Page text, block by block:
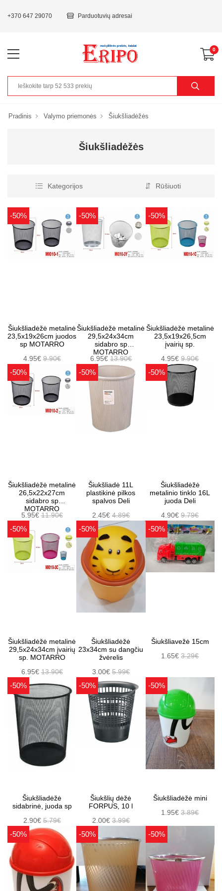
+370 647 29070 Parduotuvių adresai
0
Pradinis Valymo priemonės Šiukšliadėžės
Šiukšliadėžės
Kategorijos Rūšiuoti
-50%
Šiukšliadėžė metalinė
23,5x19x26cm juodos
sp MOTARRO
4.95€9.90€
-50%
Šiukšliadėžė metalinė
29,5x24x34cm
sidabro sp
MOTARRO
6.95€ 13.90€
-50%
Šiukšliadėžė metalinė
23,5x19x26,5cm
įvairių sp.
4.95€9.90€
-50%
Šiukšliadėžė metalinė
26,5x22x27cm
sidabro sp
MOTARRO
5.95€11.90€
-50%
Šiukšliadė 11L
plastikinė pilkos
spalvos Deli
2.45€ 4.89€
-50%
Šiukšliadėžė
metalinio tinklo 16L
juoda Deli
4.90€9.79€
-50%
Šiukšliadėžė metalinė
29,5x24x34cm įvairių
sp. MOTARRO
6.95€13.90€
-50%
Šiukšliadėžė
23x34cm su dangčiu
žvėrelis
3.00€ 5.99€
-50%
Šiukšliavežė 15cm
1.65€3.29€
-50%
Šiukšliadėžė
sidabrinė, juoda sp
2.90€5.79€
-50%
Šiukšlių dėžė
FORPUS, 10 l
2.00€ 3.99€
-50%
Šiukšliadėžė mini
1.95€3.89€
-50% -50% -50%